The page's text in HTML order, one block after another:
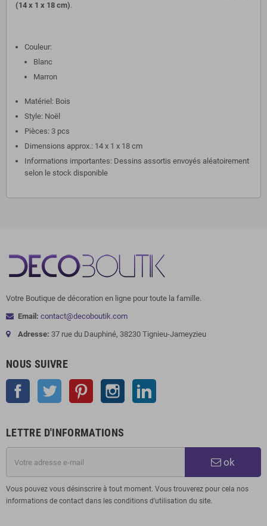
(14 x 1 x 18 cm).
Couleur:
Blanc
Marron
Matériel: Bois
Style: Noël
Pièces: 3 pcs
Dimensions approx.: 14 x 1 x 18 cm
Informations importantes: Dessins assortis envoyés aléatoirement
selon le stock disponible
Votre Boutique de décoration en ligne pour toute la famille.
Email: contact@decoboutik.com
Adresse: 37 rue du Dauphiné, 38230 Tignieu-Jameyzieu
NOUS SUIVRE
Facebook Twitter Pinterest Instagram
LETTRE D'INFORMATIONS
ok
Vous pouvez vous désinscrire à tout moment. Vous trouverez pour cela nos
informations de contact dans les conditions d'utilisation du site.